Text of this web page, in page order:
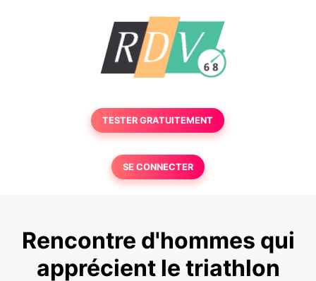
TESTER GRATUITEMENT
SE CONNECTER
Rencontre d'hommes qui
apprécient le triathlon